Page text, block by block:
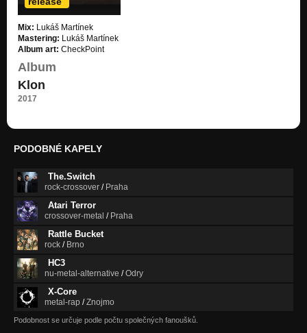
06 - Nejhorší je nic
Pade na pade
Pade na pade
08 - Karate charakter
Pade na pade
Svítání
02 - Krásný & smrtelný
Svítání
04 - O vlku, hadu a ovci
01 - Odpoledne v ořechovém sadě
Střepy
02 - Hráze
Mix: Lukáš Martínek
Mastering: Lukáš Martínek
Album art: CheckPoint
Album
Klon
2017
PODOBNÉ KAPELY
The.Switch
rock-crossover / Praha
Atari Terror
crossover-metal / Praha
Rattle Bucket
rock / Brno
HC3
nu-metal-alternative /Odry
X-Core
metal-rap /Znojmo
Podobnost se určuje podle počtu společných fanoušků.